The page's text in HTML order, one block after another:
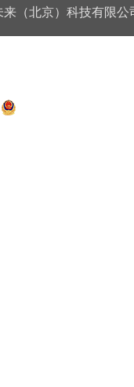
来（北京）科技有限